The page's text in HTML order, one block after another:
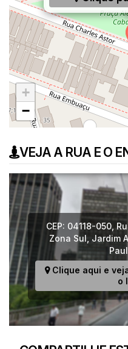
+
−
VEJA A RUA E O
CEP: 04118-050,
Zona Sul Jardim
Clique aqui e
o